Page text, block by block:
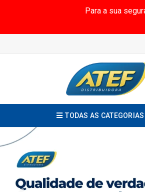
Para a sua
TODAS AS CATEGORIAS